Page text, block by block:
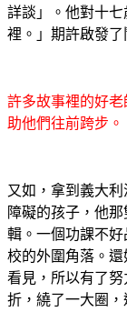
詳談」。他對十
裡。」期許啟發了
許多故事裡的好
助他們往前跨步。
又如，拿到義大
障礙的孩子，他
輯。一個功課不
校的外圍角落。
看見，所以有了
折，繞了一大圈